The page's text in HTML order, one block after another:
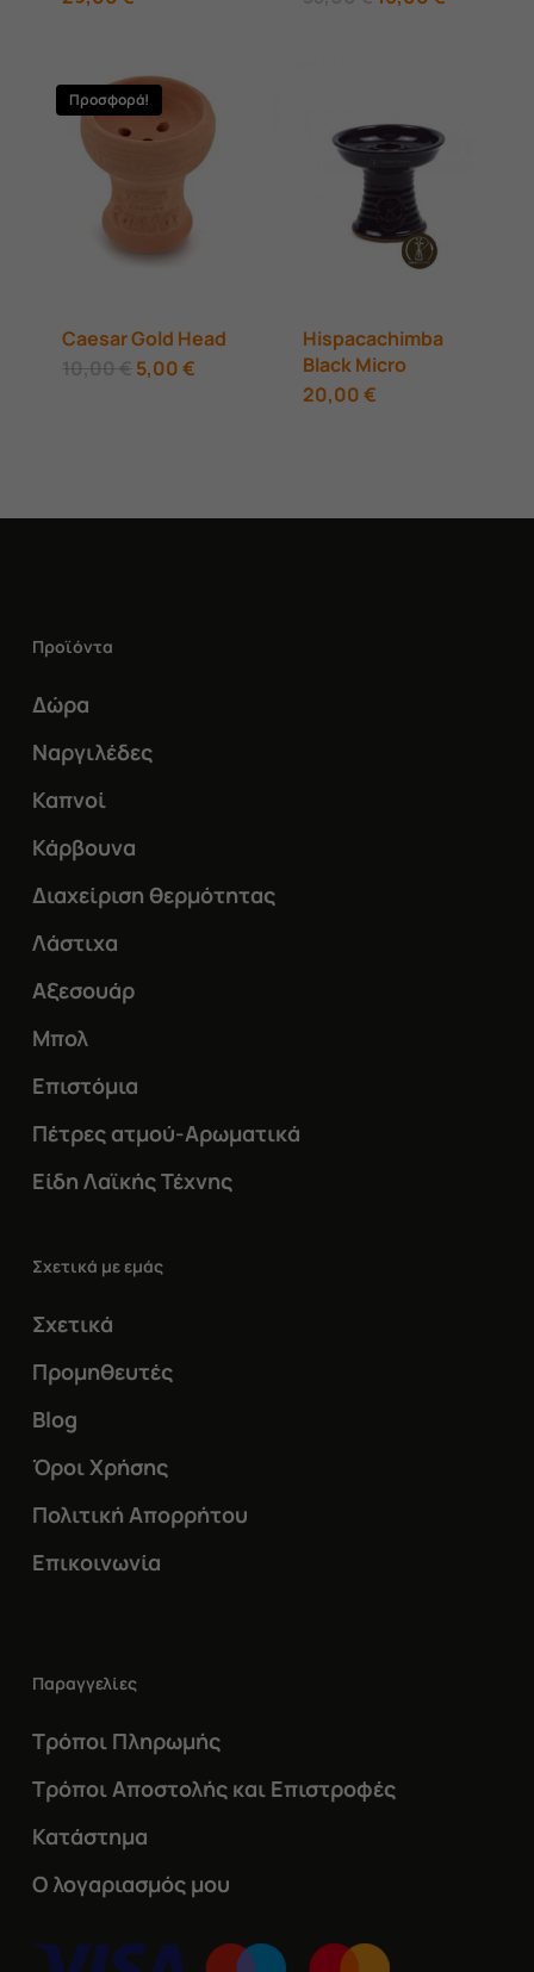
προϊόν
έχει
πολλαπλές
παραλλαγές.
επιλογές
να
επιλεγούν
price
Προσφορά!
Caesar Gold Head
10,00€ Original
price
5,00€Η
Hispacachimba
Black Micro
20,00€
Προϊόντα
Δώρα
Ναργιλέδες
Καπνοί
Κάρβουνα
Διαχείριση θερμότητας
Λάστιχα
Αξεσουάρ
Μπολ
Επιστόμια
Πέτρες ατμού-Αρωματικά
Είδη Λαϊκής Τέχνης
Σχετικά με εμάς
Σχετικά
Προμηθευτές
Blog
Όροι Χρήσης
Πολιτική Απορρήτου
Επικοινωνία
Παραγγελίες
Τρόποι Πληρωμής
Τρόποι Αποστολής και Επιστροφές
Κατάστημα
Ο λογαριασμός μου